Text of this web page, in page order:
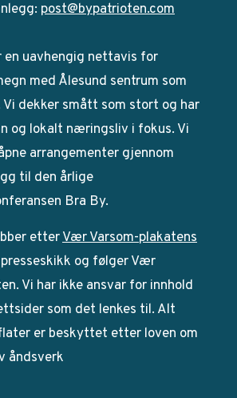
post@bypatrioten.com
en uavhengig nettavis for
med Ålesund sentrum som
Vi dekker smått som stort og har
og lokalt næringsliv i fokus. Vi
arrangementer gjennom
til den årlige
Bra By.
etterVær Varsom-plakatens
og følger Vær
Vi har ikke ansvar for innhold
som det lenkes til. Alt
er beskyttet etter loven om
åndsverk